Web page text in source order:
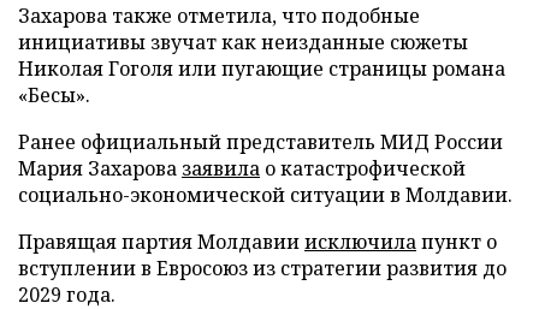
Захарова также отметила, что подобные
инициативы звучат как неизданные сюжеты
Николая Гоголя или пугающие страницы романа
«Бесы».
Ранее официальный представитель МИД России
Мария Захарова заявила о катастрофической
социально-экономической ситуации в Молдавии.
Правящая партия Молдавииисключилапункт о
вступлении в Евросоюз из стратегии развития до
2029 года.